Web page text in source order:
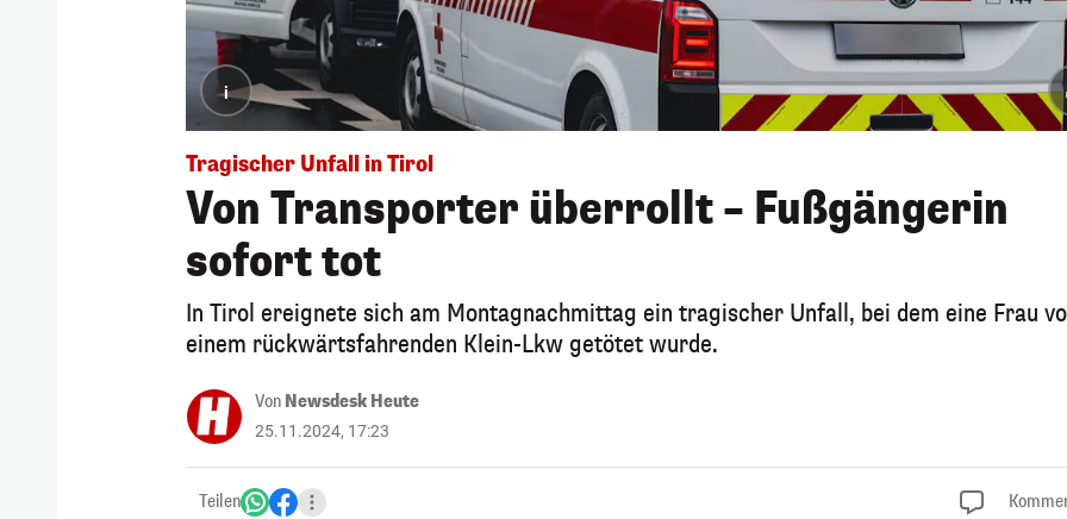
i
Tragischer Unfall in Tirol
Von Transporter überrollt – Fußgängerin
sofort tot
In Tirol ereignete sich am Montagnachmittag ein tragischer Unfall, bei dem eine Frau
einem rückwärtsfahrenden Klein-Lkw getötet wurde.
Von Newsdesk Heute
25.11.2024, 17:23
Teilen